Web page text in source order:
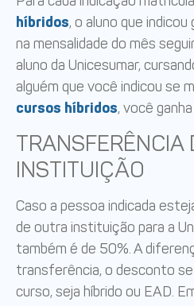
híbridos, o aluno que
na mensalidade do mês
aluno da Unicesumar,
alguém que você indicou se
cursos híbridos, você
TRANSFERÊNCIA
INSTITUIÇÃO
Caso a pessoa indicada
de outra instituição para a
também é de 50%. A
transferência, o desconto se
curso, seja híbrido ou EAD.